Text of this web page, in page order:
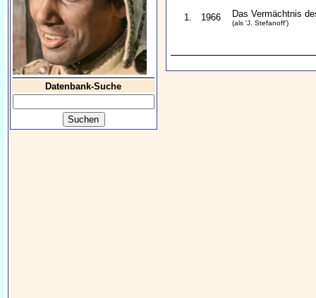
Datenbank-Suche
1. 1966 Das Vermächtnis
(als 'J. Stefanoff')